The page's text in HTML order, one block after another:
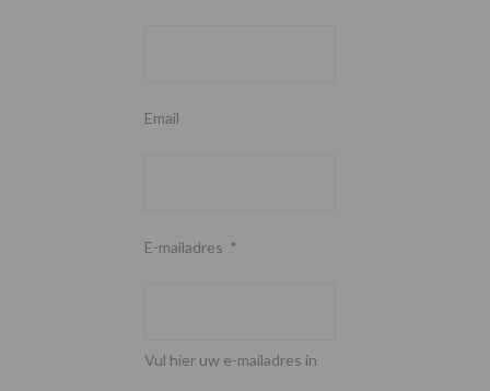
Email
E-mailadres *
Vul hier uw e-mailadres in